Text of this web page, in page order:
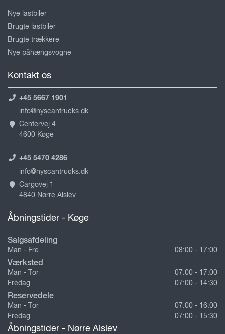
Nye lastbiler
Brugte lastbiler
Brugte trækkere
Nye påhængsvogne
Kontakt os
+45 5667 1901
info@nyscantrucks.dk
Centervej 4
4600 Køge
+45 5470 4286
info@nyscantrucks.dk
Cargovej 1
4840 Nørre Alslev
Åbningstider - Køge
Salgsafdeling
Man - Fre 08:00 - 17:00
Værksted
Man - Tor
07:00 - 17:00
Fredag
07:00 - 14:30
Reservedele
Man - Tor
07:00 - 16:00
Fredag
07:00 - 15:30
Åbningstider - Nørre Alslev